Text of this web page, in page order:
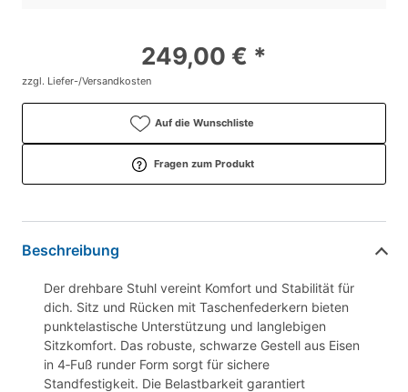
249,00 € *
zzgl. Liefer-/Versandkosten
Auf die Wunschliste
Fragen zum Produkt
Beschreibung
Der drehbare Stuhl vereint Komfort und Stabilität für
dich. Sitz und Rücken mit Taschenfederkern bieten
punktelastische Unterstützung und langlebigen
Sitzkomfort. Das robuste, schwarze Gestell aus Eisen
in 4‑Fuß runder Form sorgt für sichere
Standfestigkeit. Die Belastbarkeit garantiert